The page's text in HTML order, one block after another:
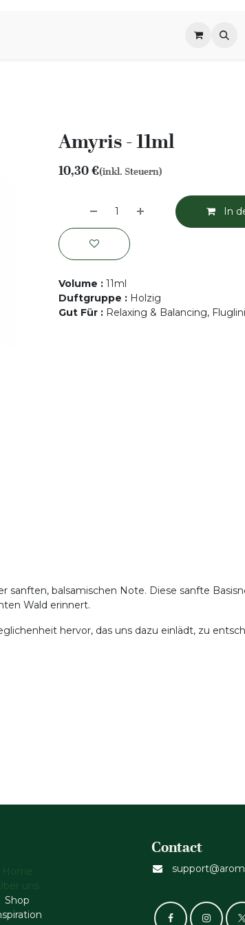
Amyris - 11ml
10,30€(inkl. Steuern)
In
Volume : 11ml
Duftgruppe : Holzig
Gut Für : Relaxing & Balancing,
balsamischen Note. Diese sanfte
Wald erinnert.
hervor, das uns dazu einlädt, zu
Home
uns
Shop
Contact